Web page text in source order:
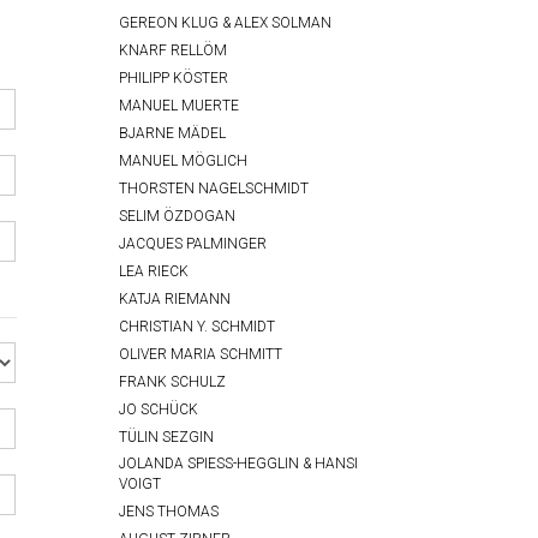
GEREON KLUG & ALEX SOLMAN
KNARF RELLÖM
PHILIPP KÖSTER
MANUEL MUERTE
BJARNE MÄDEL
MANUEL MÖGLICH
THORSTEN NAGELSCHMIDT
SELIM ÖZDOGAN
JACQUES PALMINGER
LEA RIECK
KATJA RIEMANN
CHRISTIAN Y. SCHMIDT
OLIVER MARIA SCHMITT
FRANK SCHULZ
JO SCHÜCK
TÜLIN SEZGIN
JOLANDA SPIESS-HEGGLIN & HANSI
VOIGT
JENS THOMAS